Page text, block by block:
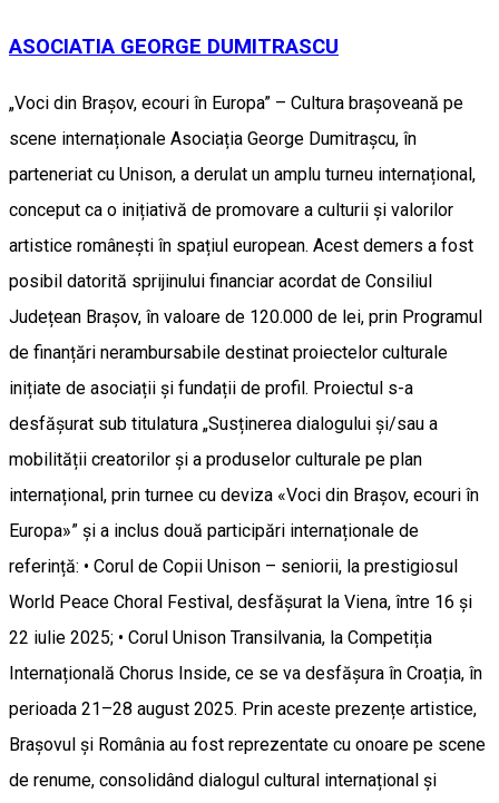
ASOCIATIA GEORGE DUMITRASCU
„Voci din Brașov, ecouri în Europa” – Cultura brașoveană pe
scene internaționale Asociația George Dumitrașcu, în
parteneriat cu Unison, a derulat un amplu turneu internațional,
conceput ca o inițiativă de promovare a culturii și valorilor
artistice românești în spațiul european. Acest demers a fost
posibil datorită sprijinului financiar acordat de Consiliul
Județean Brașov, în valoare de 120.000 de lei, prin Programul
de finanțări nerambursabile destinat proiectelor culturale
inițiate de asociații și fundații de profil. Proiectul s-a
desfășurat sub titulatura „Susținerea dialogului și/sau a
mobilității creatorilor și a produselor culturale pe plan
internațional, prin turnee cu deviza «Voci din Brașov, ecouri în
Europa»” și a inclus două participări internaționale de
referință: • Corul de Copii Unison – seniorii, la prestigiosul
World Peace Choral Festival, desfășurat la Viena, între 16 și
22 iulie 2025; • Corul Unison Transilvania, la Competiția
Internațională Chorus Inside, ce se va desfășura în Croația, în
perioada 21–28 august 2025. Prin aceste prezențe artistice,
Brașovul și România au fost reprezentate cu onoare pe scene
de renume, consolidând dialogul cultural internațional și